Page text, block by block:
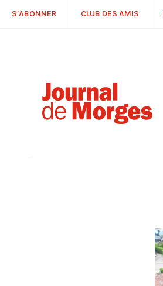
S'ABONNER CLUB DES AMIS